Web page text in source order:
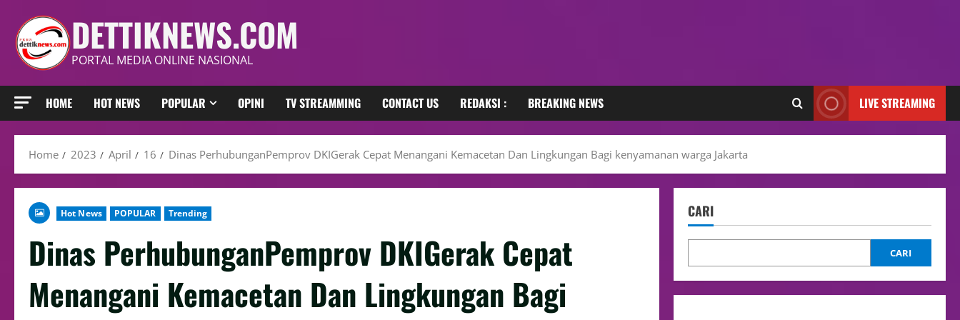
DETTIKNEWS.COM
PORTAL MEDIA ONLINE NASIONAL
HOME HOT NEWS POPULAR OPINI TV STREAMMING CONTACT US REDAKSI : BREAKING NEWS LIVE STREAMING
Home 2023 April 16 Dinas PerhubunganPemprov DKIGerak Cepat Menangani Kemacetan Dan Lingkungan Bagi kenyamanan warga Jakarta
Hot News POPULAR Trending
Dinas PerhubunganPemprov DKIGerak Cepat
Menangani Kemacetan Dan Lingkungan Bagi
CARI
CARI